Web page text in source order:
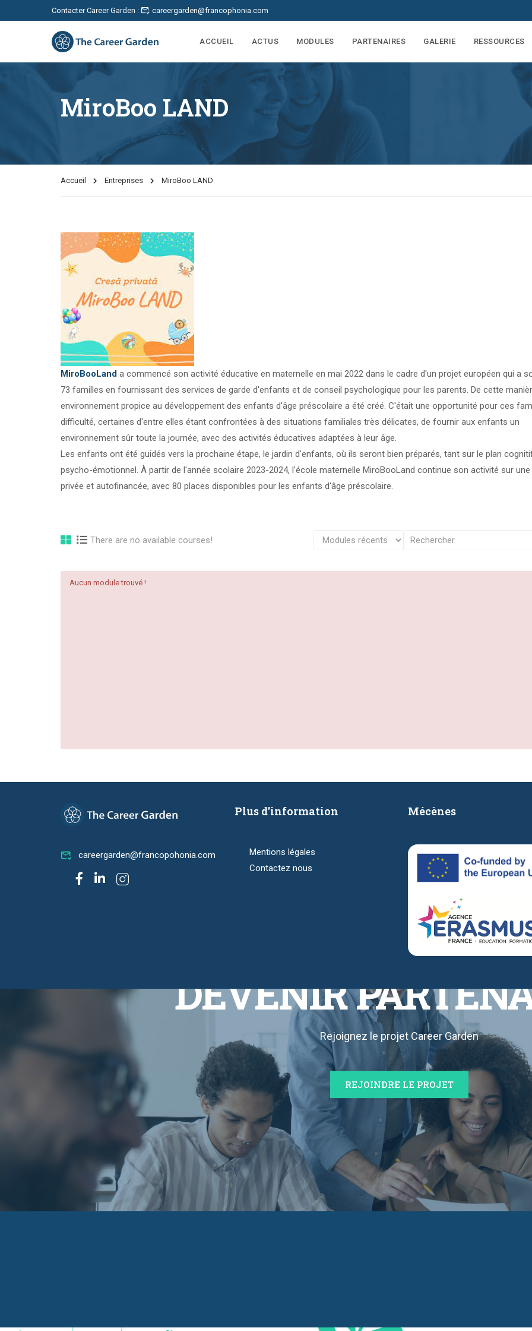
Contacter Career Garden : careergarden@francophonia.com
ACCUEIL ACTUS MODULES PARTENAIRES GALERIE RESSOURCES
MiroBoo LAND
Accueil Entreprises MiroBoo LAND
MiroBooLand a commencé son activité éducative en maternelle en mai 2022 dans le cadre d'un projet européen qui a
73 familles en fournissant des services de garde d'enfants et de conseil psychologique pour les parents. De cette
environnement propice au développement des enfants d'âge préscolaire a été créé. C'était une opportunité pour ces
difficulté, certaines d'entre elles étant confrontées à des situations familiales très délicates, de fournir aux enfants un
environnement sûr toute la journée, avec des activités éducatives adaptées à leur âge.
Les enfants ont été guidés vers la prochaine étape, le jardin d'enfants, où ils seront bien préparés, tant sur le plan
psycho-émotionnel. À partir de l'année scolaire 2023-2024, l'école maternelle MiroBooLand continue son activité sur une
privée et autofinancée, avec 80 places disponibles pour les enfants d'âge préscolaire.
There are no available courses!
Aucun module trouvé !
careergarden@francopohonia.com
Plus d'information
Mentions légales
Contactez nous
Mécènes
DEVENIR
Rejoignez le projet Career Garden
REJOINDRE LE PROJET